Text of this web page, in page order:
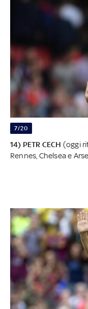
7/20
14) PETR CECH (oggi
Rennes, Chelsea e